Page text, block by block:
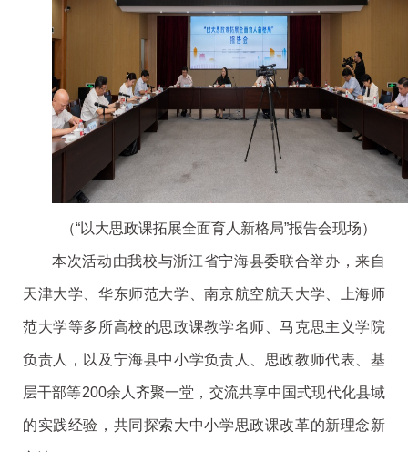
（“以大思政课拓展全面育人新格局”报告会现场）
本次活动由我校与浙江省宁海县委联合举办，来自
天津大学、华东师范大学、南京航空航天大学、上海师
范大学等多所高校的思政课教学名师、马克思主义学院
负责人，以及宁海县中小学负责人、思政教师代表、基
层干部等200余人齐聚一堂，交流共享中国式现代化县域
的实践经验，共同探索大中小学思政课改革的新理念新